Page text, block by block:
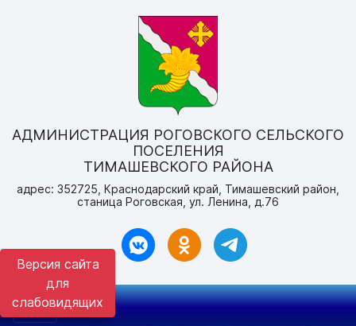
Версия сайта
для
слабовидящих
АДМИНИСТРАЦИЯ РОГОВСКОГО СЕЛЬСКОГО
ПОСЕЛЕНИЯ
ТИМАШЕВСКОГО РАЙОНА
адрес: 352725, Краснодарский край, Тимашевский район,
станица Роговская, ул. Ленина, д.76